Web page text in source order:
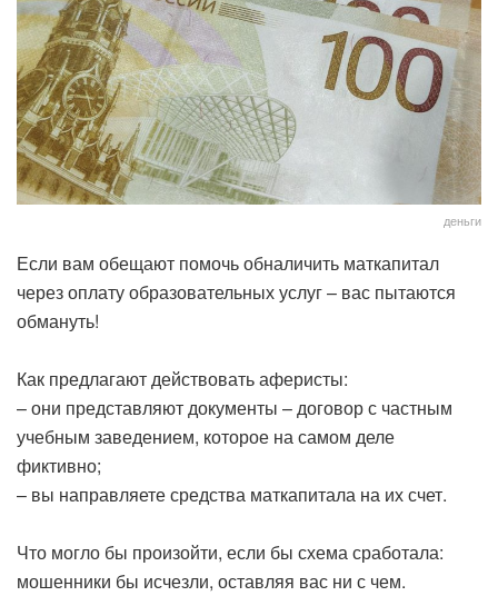
деньги
‎Если вам обещают помочь обналичить маткапитал
через оплату образовательных услуг – вас пытаются
обмануть!
‎Как предлагают действовать аферисты:
– ‎они представляют документы – договор с частным
учебным заведением, которое на самом деле
фиктивно;
– ‎вы направляете средства маткапитала на их счет.
‎Что могло бы произойти, если бы схема сработала:
мошенники бы исчезли, оставляя вас ни с чем.